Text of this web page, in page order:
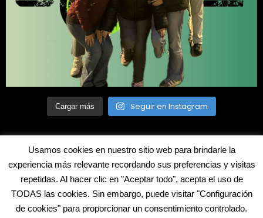
Cargar más Seguir en Instagram
©2022 Blecua. Todos los derechos reservados
Aviso legal Política de cookies Contacto
Usamos cookies en nuestro sitio web para brindarle la
experiencia más relevante recordando sus preferencias y visitas
repetidas. Al hacer clic en "Aceptar todo", acepta el uso de
TODAS las cookies. Sin embargo, puede visitar "Configuración
de cookies" para proporcionar un consentimiento controlado.